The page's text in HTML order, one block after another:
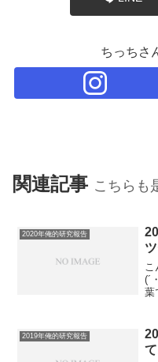
ちっちさ
関連記事 こちらも
2020年俺的研究報告
こ
(´
葉
い
か
2019年俺的研究報告